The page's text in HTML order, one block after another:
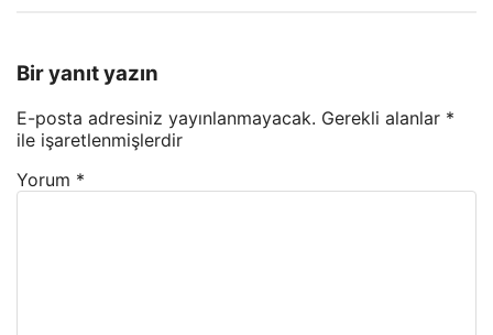
Bir yanıt yazın
E-posta adresiniz yayınlanmayacak. Gerekli alanlar *
ile işaretlenmişlerdir
Yorum *